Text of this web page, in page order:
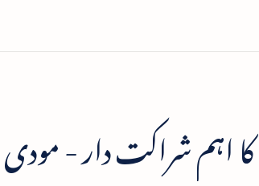
اہم شراکت دار - مودی